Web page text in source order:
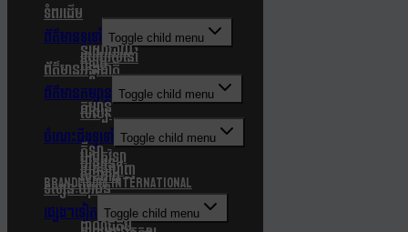
ទំពរដើម
ព័ត៌មានទូទៅ Toggle child menu
នយោបាយ
របៀបរស់នៅ
សង្គម
ព័ត៌មានអន្តរជាតិ
ព័ត៌មានកម្សាន្ត Toggle child menu
កម្សាន្ត
សិល្បៈ
ចំណេះដឹងទូទៅ Toggle child menu
កីឡា
បច្ចេកវិទ្យា
បរិស្ថាន
របកគំហើញ
សុខភាព
Brandmedia international
ទស្សនៈយុវជន
ផ្សេងៗទៀត Toggle child menu
ពាណិជ្ជកម្ម